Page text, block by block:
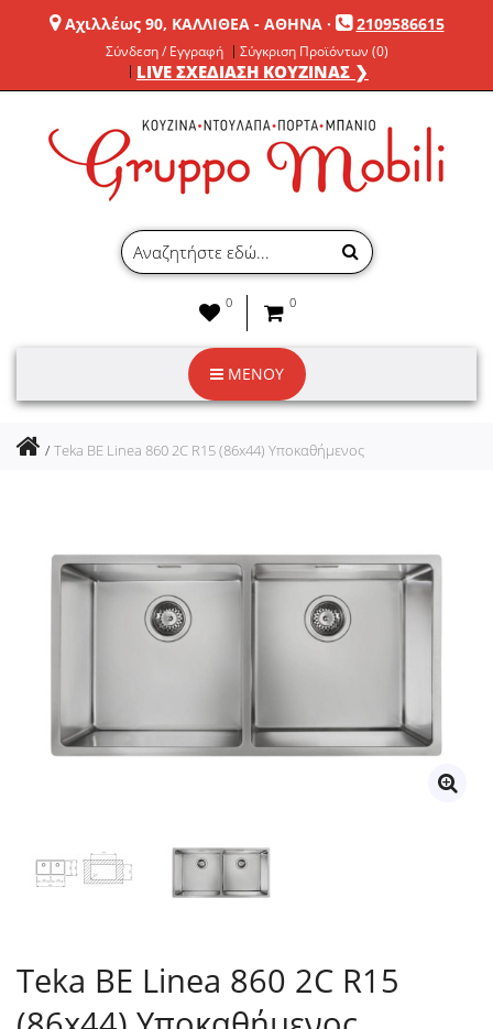
Αχιλλέως 90, ΚΑΛΛΙΘΕΑ - ΑΘΗΝΑ· 2109586615
Σύνδεση / Εγγραφή Σύγκριση Προϊόντων (0)
LIVE ΣΧΕΔΙΑΣΗ ΚΟΥΖΙΝΑΣ ❯
0 0
ΜΕΝΟΥ
Teka BE Linea 860 2C R15 (86x44) Υποκαθήμενος
Teka BE Linea 860 2C R15